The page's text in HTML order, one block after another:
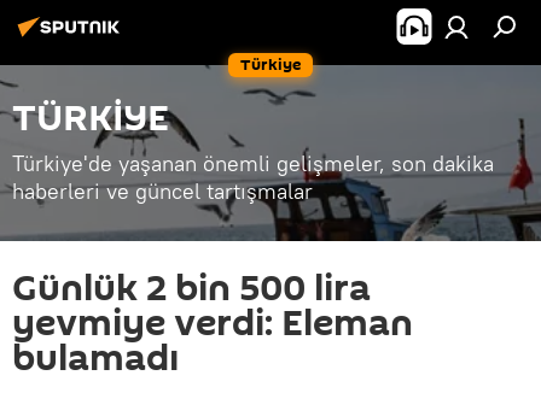
Türkiye
TÜRKİYE
Türkiye'de yaşanan önemli gelişmeler, son dakika
haberleri ve güncel tartışmalar
Günlük 2 bin 500 lira
yevmiye verdi: Eleman
bulamadı